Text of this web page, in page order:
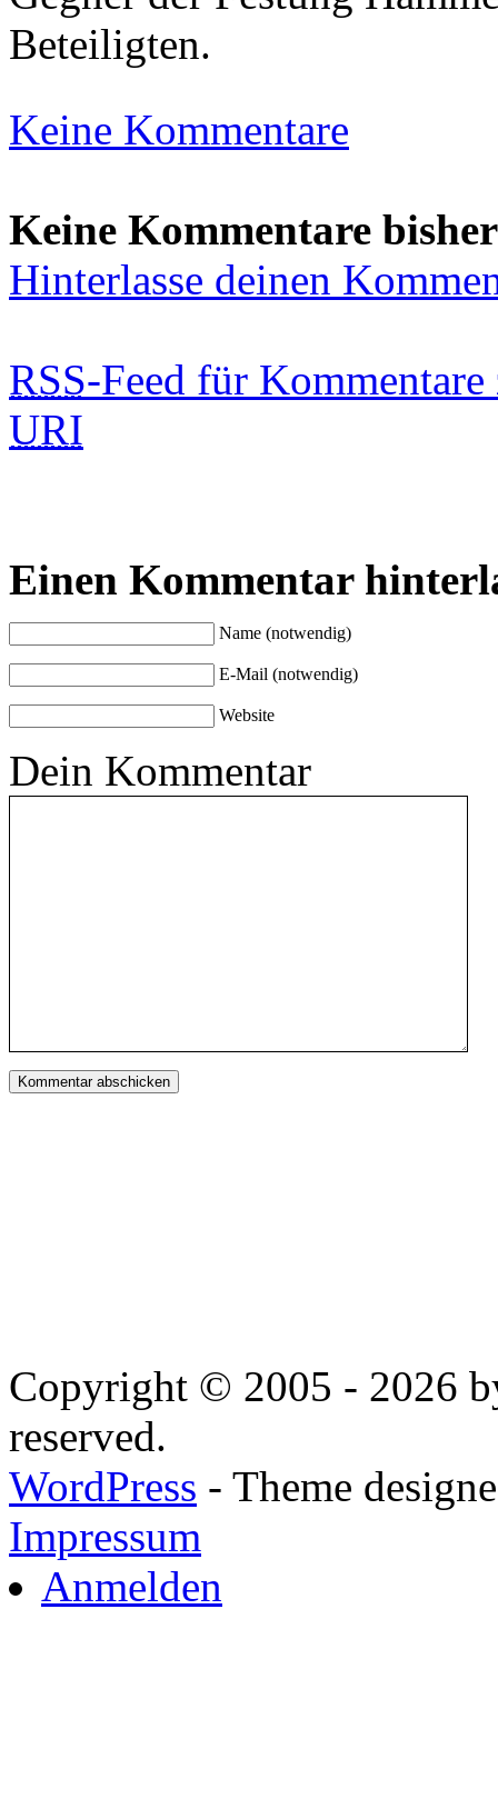
Beteiligten.
Keine Kommentare
Keine Kommentare bisher
Hinterlasse deinen
RSS-Feed für
URI
Einen Kommentar
Name (notwendig)
E-Mail (notwendig)
Website
Dein Kommentar
Copyright © 2005 - 2026
reserved.
WordPress - Theme
Impressum
Anmelden